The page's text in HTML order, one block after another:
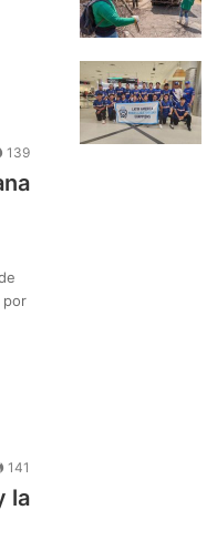
139
por
141
la